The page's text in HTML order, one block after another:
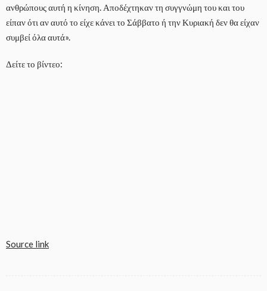
ανθρώπους αυτή η κίνηση. Αποδέχτηκαν τη συγγνώμη του και του
είπαν ότι αν αυτό το είχε κάνει το Σάββατο ή την Κυριακή δεν θα είχαν
συμβεί όλα αυτά».
Δείτε το βίντεο:
Source link